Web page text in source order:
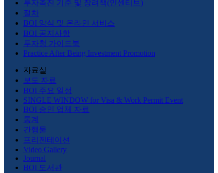
투자촉진 기준 및 장려책(인센티브)
절차
BOI 양식 및 온라인 서비스
BOI 공지사항
투자청 가이드북
Practice After Being Investment Promotion
자료실
보도 자료
BOI 주요 일정
SINGLE WINDOW for Visa & Work Permit Event
BOI 승인 업체 자료
통계
간행물
프리젠테이션
Video Gallery
Journal
BOI 도서관